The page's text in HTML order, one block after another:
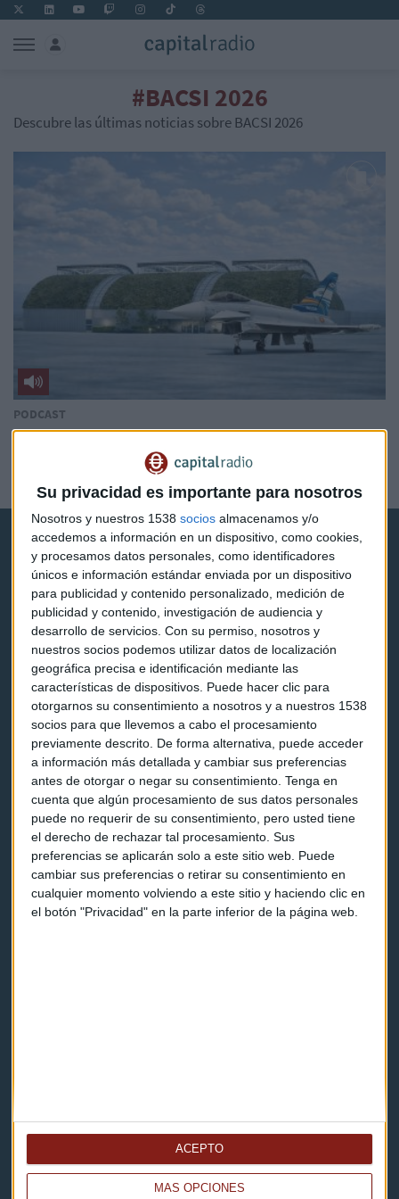
Su privacidad es importante para nosotros
Nosotros y nuestros 1538 socios almacenamos y/o
accedemos a información en un dispositivo, como cookies,
y procesamos datos personales, como identificadores
únicos e información estándar enviada por un dispositivo
para publicidad y contenido personalizado, medición de
publicidad y contenido, investigación de audiencia y
desarrollo de servicios. Con su permiso, nosotros y
nuestros socios podemos utilizar datos de localización
geográfica precisa e identificación mediante las
características de dispositivos. Puede hacer clic para
otorgarnos su consentimiento a nosotros y a nuestros 1538
socios para que llevemos a cabo el procesamiento
previamente descrito. De forma alternativa, puede acceder
a información más detallada y cambiar sus preferencias
antes de otorgar o negar su consentimiento. Tenga en
cuenta que algún procesamiento de sus datos personales
puede no requerir de su consentimiento, pero usted tiene
el derecho de rechazar tal procesamiento. Sus
preferencias se aplicarán solo a este sitio web. Puede
cambiar sus preferencias o retirar su consentimiento en
cualquier momento volviendo a este sitio y haciendo clic en
el botón "Privacidad" en la parte inferior de la página web.
MÁS OPCIONES
ACEPTO
#BACSI 2026
Descubre las últimas noticias sobre BACSI 2026
PODCAST
La industria de Defensa gana altura con Bacsi y
kilómetros con el Hunter de SBS
Capital Radio
Noticias
Eventos
Consultorios
Programas y podcasts
Contacto & Legal
Contacto
Cómo escucharnos